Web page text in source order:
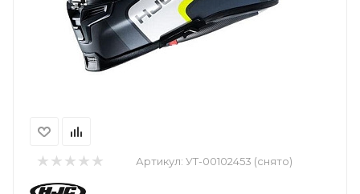
Артикул: УТ-00102453 (снято)